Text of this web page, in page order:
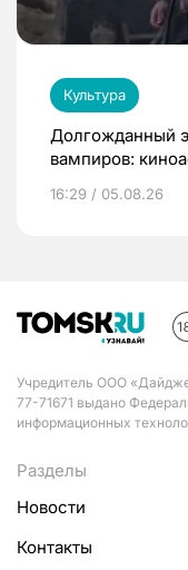
Культура
Долгожданный
вампиров:
16:29 / 05.08.26
Учредитель ООО
77-71671 выдано
информационных
Разделы
Новости
Контакты